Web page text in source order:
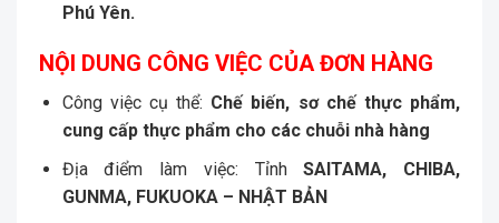
Phú Yên.
NỘI DUNG CÔNG VIỆC CỦA ĐƠN HÀNG
Công việc cụ thể: Chế biến, sơ chế thực phẩm,
cung cấp thực phẩm cho các chuỗi nhà hàng
Địa điểm làm việc: TỉnhSAITAMA, CHIBA,
GUNMA, FUKUOKA – NHẬT BẢN